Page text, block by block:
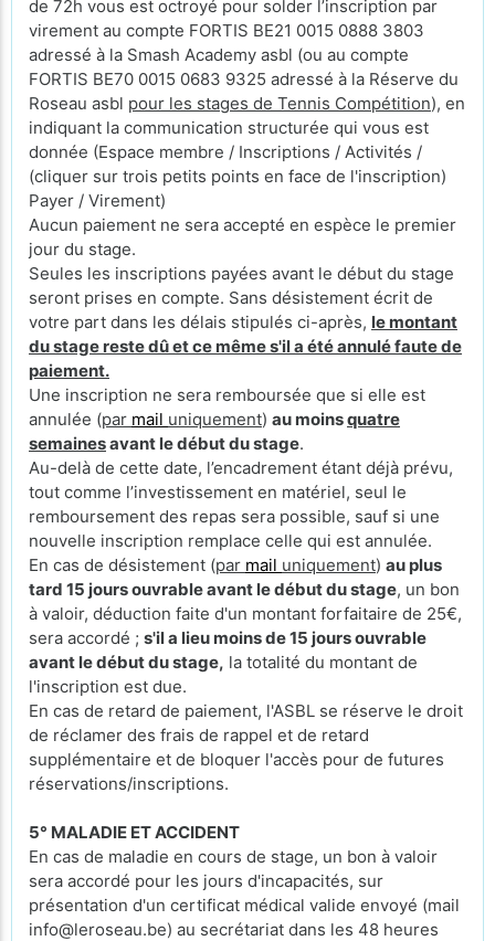
de 72h vous est octroyé pour solder l’inscription par
virement au compte FORTIS BE21 0015 0888 3803
adressé à la Smash Academy asbl (ou au compte
FORTIS BE70 0015 0683 9325 adressé à la Réserve du
Roseau asbl pour les stages de Tennis Compétition), en
indiquant la communication structurée qui vous est
donnée (Espace membre / Inscriptions / Activités /
(cliquer sur trois petits points en face de l'inscription)
Payer / Virement)
Aucun paiement ne sera accepté en espèce le premier
jour du stage.
Seules les inscriptions payées avant le début du stage
seront prises en compte. Sans désistement écrit de
votre part dans les délais stipulés ci-après, le montant
du stage reste dû et ce même s'il a été annulé faute de
paiement.
Une inscription ne sera remboursée que si elle est
annulée (par mail uniquement) au moinsquatre
semainesavant le début du stage.
Au-delà de cette date, l’encadrement étant déjà prévu,
tout comme l’investissement en matériel, seul le
remboursement des repas sera possible, sauf si une
nouvelle inscription remplace celle qui est annulée.
En cas de désistement (par mail uniquement) au plus
tard 15 jours ouvrable avant le début du stage, un bon
à valoir, déduction faite d'un montant forfaitaire de 25€,
sera accordé ; s'il a lieu moins de 15 jours ouvrable
avant le début du stage, la totalité du montant de
l'inscription est due.
En cas de retard de paiement, l'ASBL se réserve le droit
de réclamer des frais de rappel et de retard
supplémentaire et de bloquer l'accès pour de futures
réservations/inscriptions.
5° MALADIE ET ACCIDENT
En cas de maladie en cours de stage, un bon à valoir
sera accordé pour les jours d'incapacités, sur
présentation d'un certificat médical valide envoyé (mail
info@leroseau.be) au secrétariat dans les 48 heures